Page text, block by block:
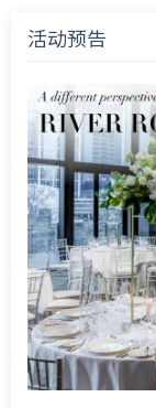
活动预告